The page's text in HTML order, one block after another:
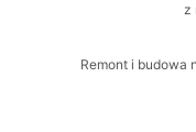
z
Remont i budowa